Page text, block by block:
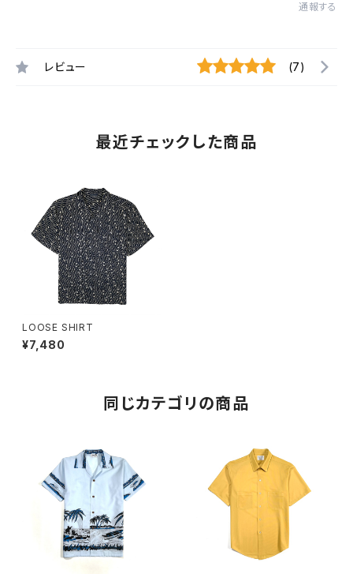
通報する
レビュー (7)
最近チェックした商品
LOOSE SHIRT
¥7,480
同じカテゴリの商品